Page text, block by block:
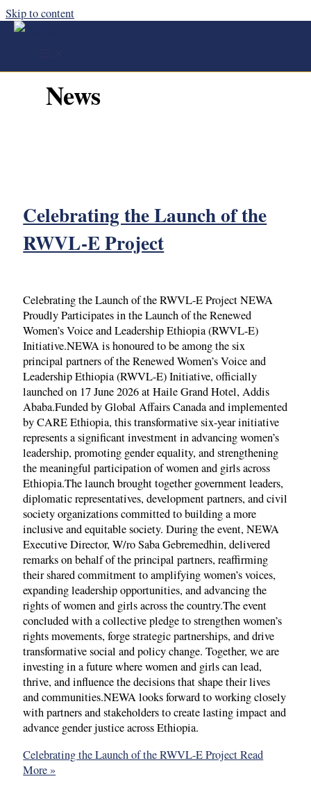
Skip to content
News
Celebrating the Launch of the
RWVL-E Project
Celebrating the Launch of the RWVL-E Project NEWA
Proudly Participates in the Launch of the Renewed
Women’s Voice and Leadership Ethiopia (RWVL-E)
Initiative.NEWA is honoured to be among the six
principal partners of the Renewed Women’s Voice and
Leadership Ethiopia (RWVL-E) Initiative, officially
launched on 17 June 2026 at Haile Grand Hotel, Addis
Ababa.Funded by Global Affairs Canada and implemented
by CARE Ethiopia, this transformative six-year initiative
represents a significant investment in advancing women’s
leadership, promoting gender equality, and strengthening
the meaningful participation of women and girls across
Ethiopia.The launch brought together government leaders,
diplomatic representatives, development partners, and civil
society organizations committed to building a more
inclusive and equitable society. During the event, NEWA
Executive Director, W/ro Saba Gebremedhin, delivered
remarks on behalf of the principal partners, reaffirming
their shared commitment to amplifying women’s voices,
expanding leadership opportunities, and advancing the
rights of women and girls across the country.The event
concluded with a collective pledge to strengthen women’s
rights movements, forge strategic partnerships, and drive
transformative social and policy change. Together, we are
investing in a future where women and girls can lead,
thrive, and influence the decisions that shape their lives
and communities.NEWA looks forward to working closely
with partners and stakeholders to create lasting impact and
advance gender justice across Ethiopia.
Celebrating the Launch of the RWVL-E ProjectRead
More »